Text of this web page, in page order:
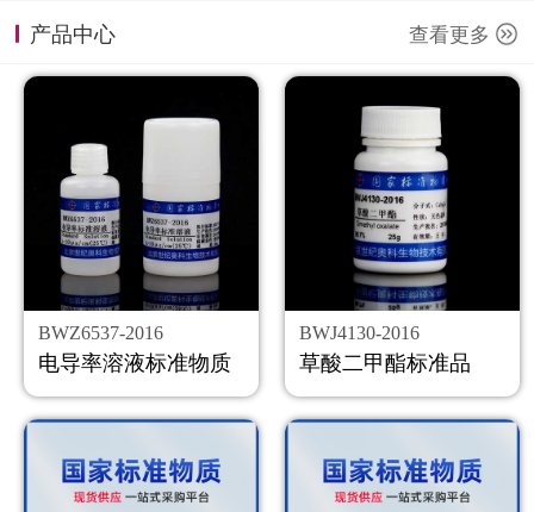
产品中心 查看更多
BWZ6537-2016
电导率溶液标准物质
BWJ4130-2016
草酸二甲酯标准品
新闻资讯
公司主页
购物车
会员中心
联系我们
返回主页